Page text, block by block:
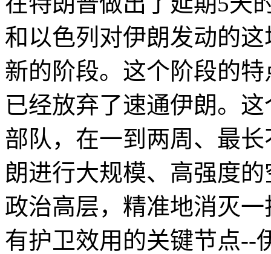
和以色列对伊朗发动的
新的阶段。这个阶段的
已经放弃了速通伊朗。
部队，在一到两周、最
朗进行大规模、高强度
政治高层，精准地消灭
有护卫效用的关键节点--